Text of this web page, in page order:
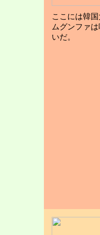
ここには韓
ムグンファ
いだ。